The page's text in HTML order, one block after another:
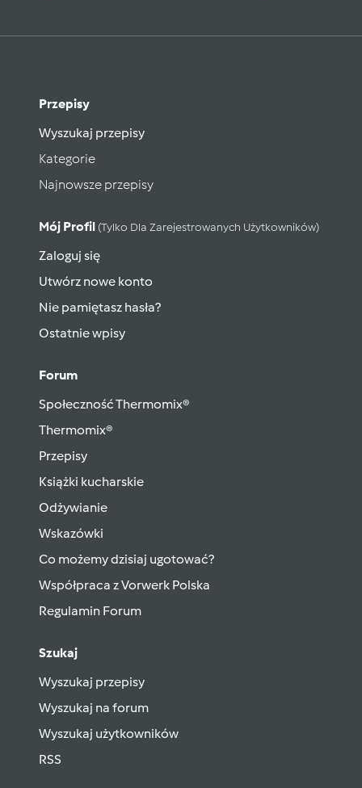
Przepisy
Wyszukaj przepisy
Kategorie
Najnowsze przepisy
Mój Profil (tylko Dla Zarejestrowanych Użytkowników)
Zaloguj się
Utwórz nowe konto
Nie pamiętasz hasła?
Ostatnie wpisy
Forum
Społeczność Thermomix®
Thermomix®
Przepisy
Książki kucharskie
Odżywianie
Wskazówki
Co możemy dzisiaj ugotować?
Współpraca z Vorwerk Polska
Regulamin Forum
Szukaj
Wyszukaj przepisy
Wyszukaj na forum
Wyszukaj użytkowników
RSS